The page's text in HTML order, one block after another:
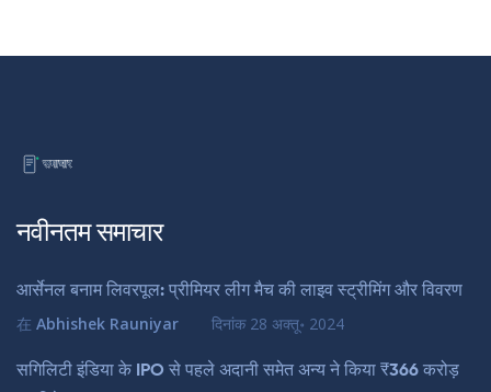
नवीनतम समाचार
आर्सेनल बनाम लिवरपूल: प्रीमियर लीग मैच की लाइव स्ट्रीमिंग और विवरण
在 Abhishek Rauniyar दिनांक 28 अक्तू॰ 2024
सगिलिटी इंडिया के IPO से पहले अदानी समेत अन्य ने किया ₹366 करोड़